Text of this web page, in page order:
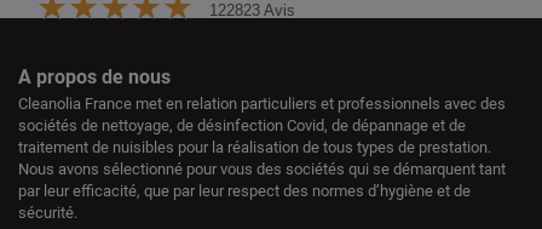
122823 Avis
A propos de nous
Cleanolia France met en relation particuliers et professionnels avec des
sociétés de nettoyage, de désinfection Covid, de dépannage et de
traitement de nuisibles pour la réalisation de tous types de prestation.
Nous avons sélectionné pour vous des sociétés qui se démarquent tant
par leur efficacité, que par leur respect des normes d’hygiène et de
sécurité.